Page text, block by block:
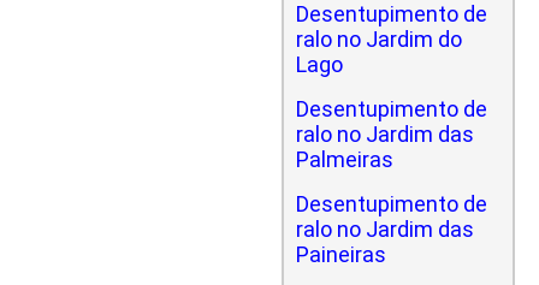
Desentupimento de
ralo no Jardim do
Lago
Desentupimento de
ralo no Jardim das
Palmeiras
Desentupimento de
ralo no Jardim das
Paineiras